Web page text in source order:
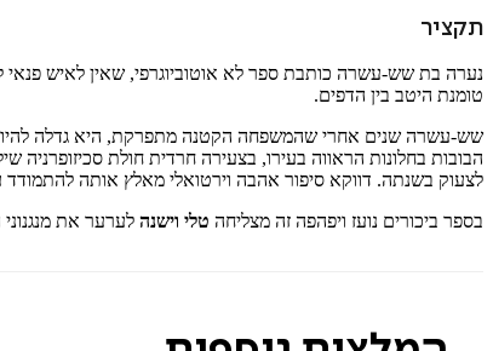
תקציר
נערה בת שש-עשרה כותבת ספר לא אוטוביוגרפי, שאין לאיש
טומנת היטב בין הדפים.
שש-עשרה שנים אחרי שהמשפחה הקטנה מתפרקת, היא גדלה
הבובות בחלונות הראווה בעירו, בצעירה חרדית חולת
לצעוק בשנתה. דווקא סיפור אהבה וירטואלי מאלץ אותה
בספר ביכורים נועז ויפהפה זה מצליחה טלי וישנה לערער את